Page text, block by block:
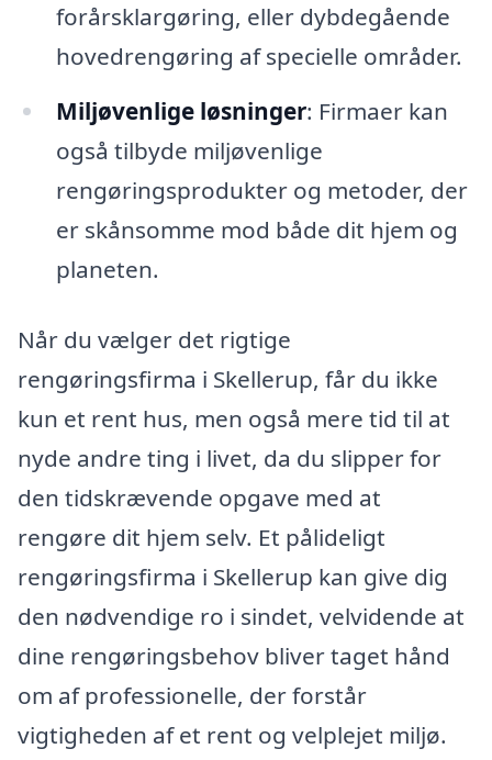
forårsklargøring, eller dybdegående
hovedrengøring af specielle områder.
Miljøvenlige løsninger: Firmaer kan
også tilbyde miljøvenlige
rengøringsprodukter og metoder, der
er skånsomme mod både dit hjem og
planeten.
Når du vælger det rigtige
rengøringsfirma i Skellerup, får du ikke
kun et rent hus, men også mere tid til at
nyde andre ting i livet, da du slipper for
den tidskrævende opgave med at
rengøre dit hjem selv. Et pålideligt
rengøringsfirma i Skellerup kan give dig
den nødvendige ro i sindet, velvidende at
dine rengøringsbehov bliver taget hånd
om af professionelle, der forstår
vigtigheden af et rent og velplejet miljø.